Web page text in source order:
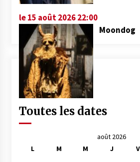
le 15 août 2026 22:00
Moondog
Toutes les dates
août 2026
L
M M J V